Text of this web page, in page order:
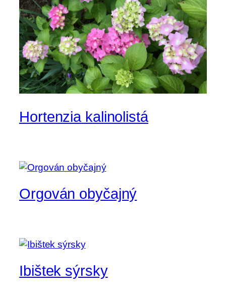
Hortenzia kalinolistá
Orgován obyčajný
Ibištek sýrsky